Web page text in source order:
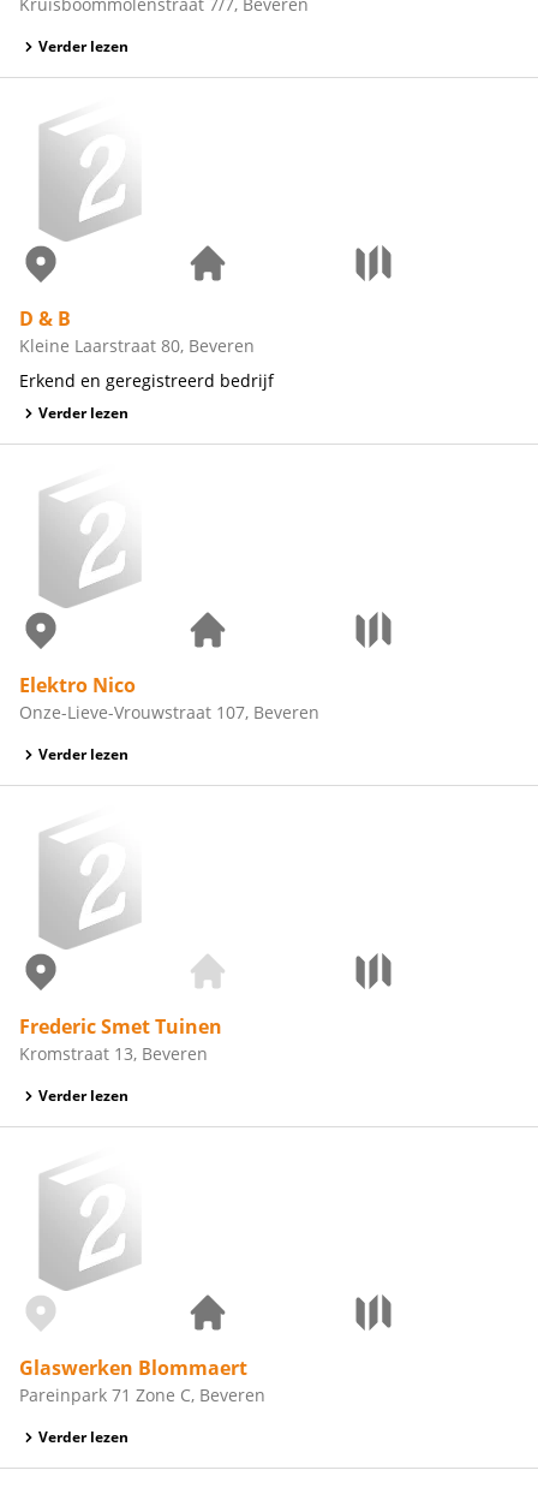
Verder lezen
D & B
Kleine Laarstraat 80, Beveren
Erkend en geregistreerd bedrijf
Verder lezen
Elektro Nico
Onze-Lieve-Vrouwstraat 107, Beveren
Verder lezen
Frederic Smet Tuinen
Kromstraat 13, Beveren
Verder lezen
Glaswerken Blommaert
Pareinpark 71 Zone C, Beveren
Verder lezen